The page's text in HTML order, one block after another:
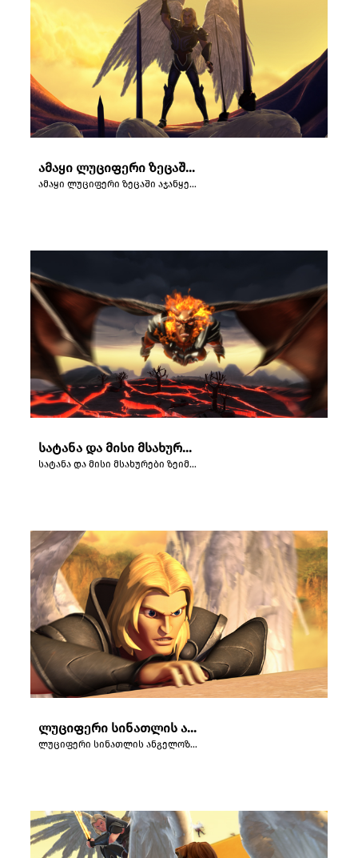
ამაყი ლუციფერი ზეცაში აჯანყებას აწყობს.
ამაყი ლუციფერი ზეცაში აჯანყებას აწყობს.
სატანა და მისი მსახურები ზეიმობენ ადამისა და ევას ცოდვით დაცემას ედემის ბაღში.
სატანა და მისი მსახურები ზეიმობენ ადამისა და ევას ცოდვით დაცემას ედემის ბაღში.
ლუციფერი სინათლის ანგელოზიდან სატანად გარდაიქმნება.
ლუციფერი სინათლის ანგელოზიდან სატანად გარდაიქმნება.